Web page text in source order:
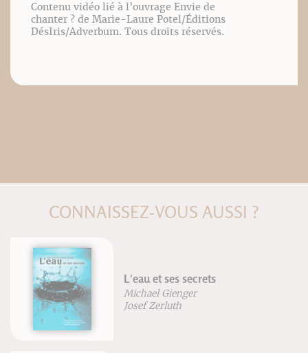
Contenu vidéo lié à l’ouvrage Envie de
chanter ? de Marie-Laure Potel/Éditions
DésIris/Adverbum. Tous droits réservés.
CONNAISSEZ-VOUS AUSSI ?
L'eau et ses secrets
Michael Gienger
Josef Zerluth